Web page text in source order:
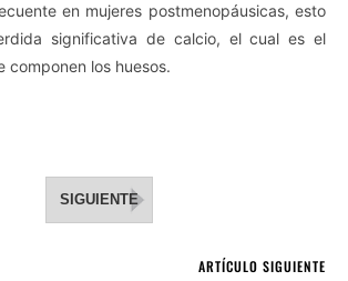
en mujeres postmenopáusicas, esto
significativa de calcio, el cual es el
componen los huesos.
SIGUIENTE
ARTÍCULO SIGUIENTE